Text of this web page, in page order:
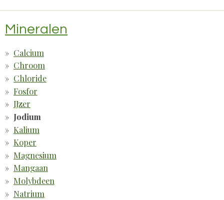
Mineralen
Calcium
Chroom
Chloride
Fosfor
IJzer
Jodium
Kalium
Koper
Magnesium
Mangaan
Molybdeen
Natrium